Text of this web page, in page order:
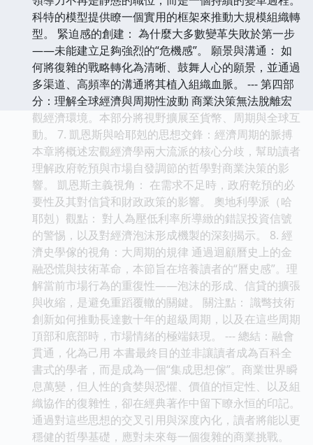
科特的模型提供瞭一個實用的框架來推動大規模組織轉
型。 緊迫感的創建： 為什麼大多數變革失敗於第一步
——未能建立足夠強烈的“危機感”。 願景與溝通： 如
何將復雜的戰略轉化為清晰、鼓舞人心的願景，並通過
多渠道、高頻率的溝通將其植入組織血脈。 --- 第四部
分：理解全球經濟與周期性波動 商業決策無法脫離宏
觀經濟環境。本部分將視野擴展至貨幣、周期與全球互
動。 7. 凱恩斯與哈耶剋的思想交鋒：經濟周期的脈搏
本章將概述宏觀經濟學兩大流派的核心分歧，幫助讀者
理解政府乾預與市場自發調節的哲學對商業決策的影
響。 凱恩斯主義視角： 在需求不足時，政府乾預的必
要性及其對信貸和財政政策的影響。 奧地利學派（哈
耶剋）觀點： 對人為壓低利率所導緻的錯誤投資信號
的警惕，以及對經濟泡沫形成機製的深刻揭示。 8. 經
濟史學傢的視角：大周期的規律 通過迴顧曆史上的金
融恐慌與技術革命，本節旨在培養讀者的“曆史感”。理
解當前市場行為的重復性——泡沫的形成、信貸的擴張
與收縮，是避免重蹈覆轍的關鍵。 關注點： 識彆技術
創新如何推動長達數十年的超級周期，以及在這些周期
頂部和底部時，市場情緒的極端錶現。 --- 總結：融會
貫通，化為己用 本書最終目的並非讓讀者成為百科全
書式的學者，而是成為一個“集成思想傢”。商業世界瞬
息萬變，但人性的貪婪與恐懼、價值的恒定性、以及組
織協作的復雜性，卻在經典著作中留下瞭永恒的印記。
通過對這些思想的交叉引用與深度內化，讀者將能以更
穩健的哲學基礎，應對未來每一個復雜的商業挑戰。